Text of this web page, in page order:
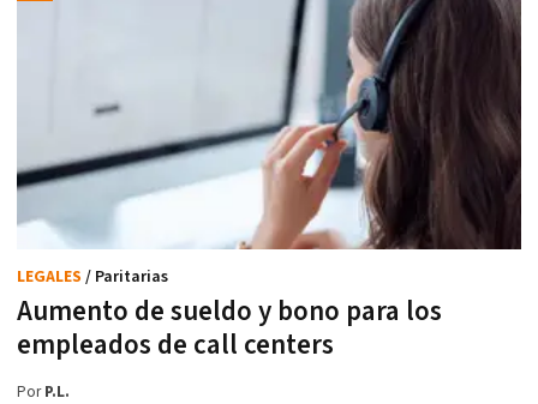
Aumento de sueldo y bono para los
empleados de call centers
LEGALES / Paritarias
PorP.L.